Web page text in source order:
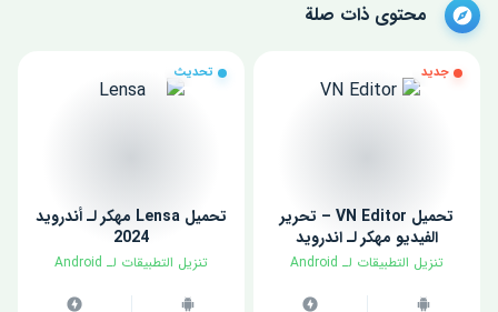
محتوى ذات صلة
جديد
تحميل VN Editor – تحرير
الفيديو مهكر لـ اندرويد
​تنزيل التطبيقات لـ ​Android
تحديث
تحميل Lensa مهكر لـ أندرويد
2024
​تنزيل التطبيقات لـ ​Android